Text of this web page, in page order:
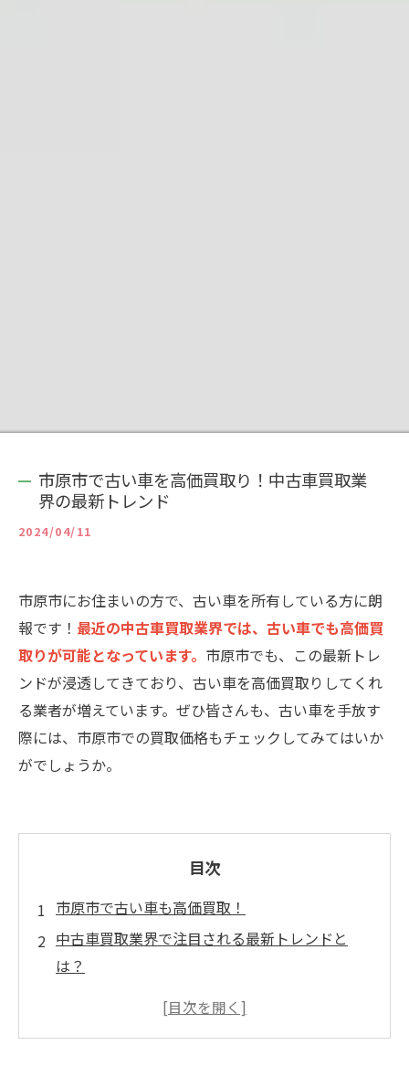
市原市で古い車を高価買取り！中古車買取業
界の最新トレンド
2024/04/11
市原市にお住まいの方で、古い車を所有している方に朗
報です！ 最近の中古車買取業界では、古い車でも高価買
取りが可能となっています。 市原市でも、この最新トレ
ンドが浸透してきており、古い車を高価買取りしてくれ
る業者が増えています。ぜひ皆さんも、古い車を手放す
際には、市原市での買取価格もチェックしてみてはいか
がでしょうか。
目次
市原市で古い車も高価買取！
中古車買取業界で注目される最新トレンドと
は？
レアな古車も大歓迎！市原市で高値で買い取り